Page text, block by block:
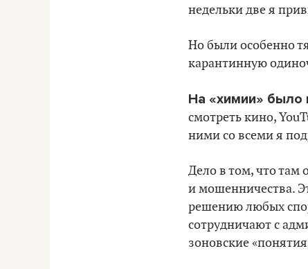
недельки две я
Но были особенно
карантинную
На «химии» было
смотреть кино,
ними со всеми я
Дело в том, что там
и мошенничества.
решению любых
сотрудничают с
зоновские